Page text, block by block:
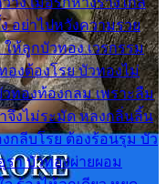
อย่าไปหวังความรวย
ห้ลูกบัวทอง เวรกรรม
องต้องโรย บัวทองไม่
ทองท้องกลม เพราะลืม
จึงไม่ระมัด หลงกลิ่นลิ้น
กลีบโรย ต้องร้อนรุม บัว
า บัวทองผ่ายผอม